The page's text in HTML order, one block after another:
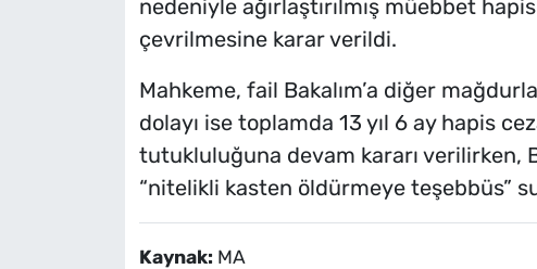
nedeniyle ağırlaştırılmış müebbet
çevrilmesine karar verildi.
Mahkeme, fail Bakalım’a diğer
dolayı ise toplamda 13 yıl 6 ay hapis
tutukluluğuna devam kararı verilirken,
“nitelikli kasten öldürmeye teşebbüs”
Kaynak: MA